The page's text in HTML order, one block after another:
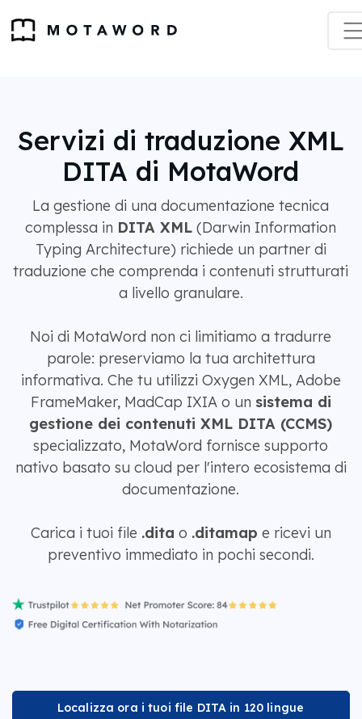
Servizi di traduzione XML
DITA di MotaWord
La gestione di una documentazione tecnica
complessa in DITA XML (Darwin Information
Typing Architecture) richiede un partner di
traduzione che comprenda i contenuti strutturati
a livello granulare.
Noi di MotaWord non ci limitiamo a tradurre
parole: preserviamo la tua architettura
informativa. Che tu utilizzi Oxygen XML, Adobe
FrameMaker, MadCap IXIA o un sistema di
gestione dei contenuti XML DITA (CCMS)
specializzato, MotaWord fornisce supporto
nativo basato su cloud per l'intero ecosistema di
documentazione.
Carica i tuoi file .dita o .ditamap e ricevi un
preventivo immediato in pochi secondi.
Localizza ora i tuoi file DITA in 120 lingue